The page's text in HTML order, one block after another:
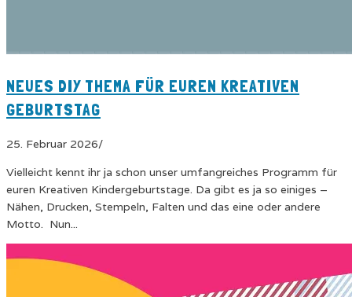
NEUES DIY THEMA FÜR EUREN KREATIVEN
GEBURTSTAG
25. Februar 2026/
Vielleicht kennt ihr ja schon unser umfangreiches Programm für
euren Kreativen Kindergeburtstage. Da gibt es ja so einiges –
Nähen, Drucken, Stempeln, Falten und das eine oder andere
Motto. Nun...